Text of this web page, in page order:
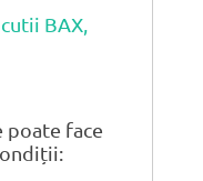
BAX,
poate face